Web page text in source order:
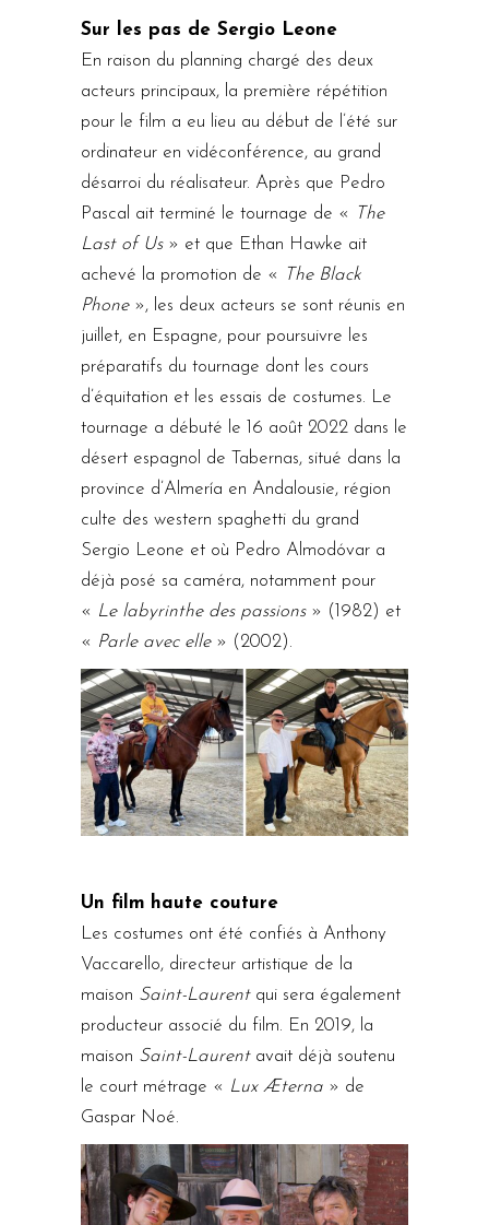
Sur les pas de Sergio Leone
En raison du planning chargé des deux
acteurs principaux, la première répétition
pour le film a eu lieu au début de l’été sur
ordinateur en vidéconférence, au grand
désarroi du réalisateur. Après que Pedro
Pascal ait terminé le tournage de «
The
Last of Us » et que Ethan Hawke ait
achevé la promotion de «
The Black
Phone », les deux acteurs se sont réunis en
juillet, en Espagne, pour poursuivre les
préparatifs du tournage dont les cours
d’équitation et les essais de costumes. Le
tournage a débuté le 16 août 2022 dans le
désert espagnol de Tabernas, situé dans la
province d’Almería en Andalousie, région
culte des western spaghetti du grand
Sergio Leone et où Pedro Almodóvar a
déjà posé sa caméra, notamment pour
« Le labyrinthe des passions » (1982) et
« Parle avec elle » (2002).
Un film haute couture
Les costumes ont été confiés à Anthony
Vaccarello, directeur artistique de la
maison Saint-Laurentqui sera également
producteur associé du film. En 2019, la
maison Saint-Laurentavait déjà soutenu
le court métrage « Lux Æterna » de
Gaspar Noé.